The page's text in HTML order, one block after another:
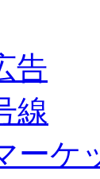
告
線
ーケ